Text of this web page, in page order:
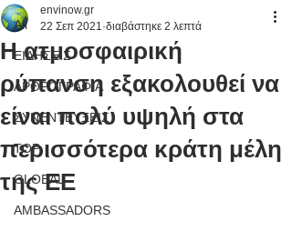
All
ΕΙΔΗΣΕΙΣ
ΑΡΘΡΟΓΡΑΦΙΑ
ΣΥΝΕΝΤΕΥΞΕΙΣ
TOP
GLOBAL
AMBASSADORS
Η ατμοσφαιρική
ρύπανση εξακολουθεί να
είναι πολύ υψηλή στα
περισσότερα κράτη μέλη
της ΕΕ
envinow.gr
22 Σεπ 2021 διαβάστηκε 2 λεπτά